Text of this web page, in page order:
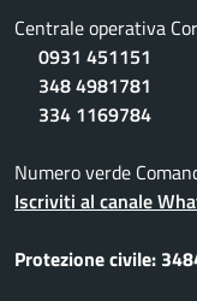
Centrale operativa
0931 451151
348 4981781
334 1169784
Numero verde
Iscriviti al canale
Protezione civile: